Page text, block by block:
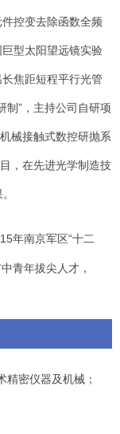
控变去除函数全频
型太阳望远镜实验
焦距短程平行光管
制”，主持公司自研项
械接触式数控研抛系
，在先进光学制造技
年南京军区“十二
青年拔尖人才，
密仪器及机械；